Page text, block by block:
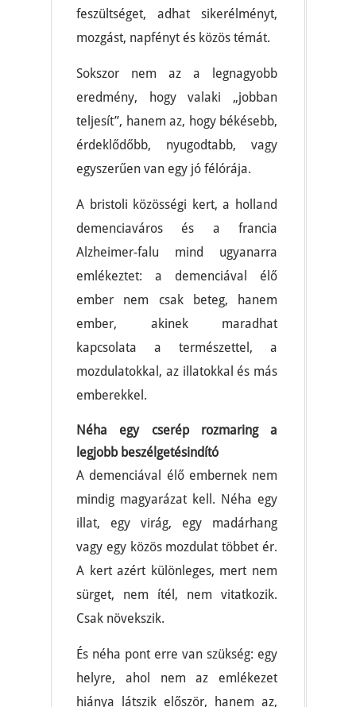
feszültséget, adhat sikerélményt,
mozgást, napfényt és közös témát.
Sokszor nem az a legnagyobb
eredmény, hogy valaki „jobban
teljesít”, hanem az, hogy békésebb,
érdeklődőbb, nyugodtabb, vagy
egyszerűen van egy jó félórája.
A bristoli közösségi kert, a holland
demenciaváros és a francia
Alzheimer-falu mind ugyanarra
emlékeztet: a demenciával élő
ember nem csak beteg, hanem
ember, akinek maradhat
kapcsolata a természettel, a
mozdulatokkal, az illatokkal és más
emberekkel.
Néha egy cserép rozmaring a
legjobb beszélgetésindító
A demenciával élő embernek nem
mindig magyarázat kell. Néha egy
illat, egy virág, egy madárhang
vagy egy közös mozdulat többet ér.
A kert azért különleges, mert nem
sürget, nem ítél, nem vitatkozik.
Csak növekszik.
És néha pont erre van szükség: egy
helyre, ahol nem az emlékezet
hiánya látszik először, hanem az,